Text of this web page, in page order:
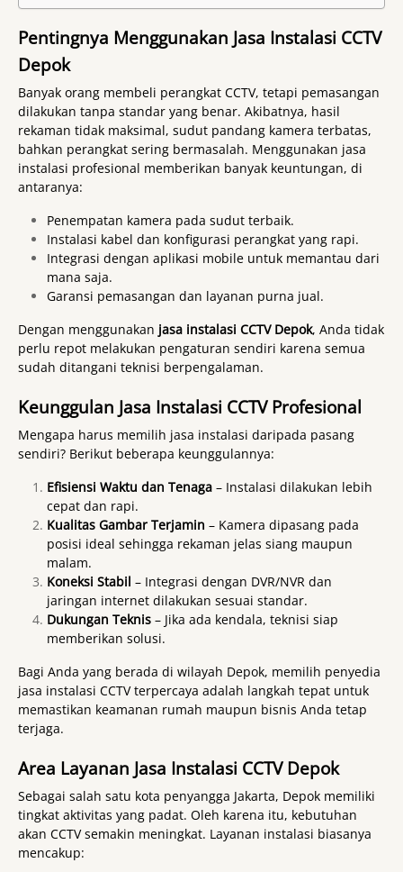
Pentingnya Menggunakan Jasa Instalasi CCTV
Depok
Banyak orang membeli perangkat CCTV, tetapi pemasangan
dilakukan tanpa standar yang benar. Akibatnya, hasil
rekaman tidak maksimal, sudut pandang kamera terbatas,
bahkan perangkat sering bermasalah. Menggunakan jasa
instalasi profesional memberikan banyak keuntungan, di
antaranya:
Penempatan kamera pada sudut terbaik.
Instalasi kabel dan konfigurasi perangkat yang rapi.
Integrasi dengan aplikasi mobile untuk memantau dari
mana saja.
Garansi pemasangan dan layanan purna jual.
Dengan menggunakan jasa instalasi CCTV Depok, Anda tidak
perlu repot melakukan pengaturan sendiri karena semua
sudah ditangani teknisi berpengalaman.
Keunggulan Jasa Instalasi CCTV Profesional
Mengapa harus memilih jasa instalasi daripada pasang
sendiri? Berikut beberapa keunggulannya:
Efisiensi Waktu dan Tenaga – Instalasi dilakukan lebih
cepat dan rapi.
Kualitas Gambar Terjamin – Kamera dipasang pada
posisi ideal sehingga rekaman jelas siang maupun
malam.
Koneksi Stabil – Integrasi dengan DVR/NVR dan
jaringan internet dilakukan sesuai standar.
Dukungan Teknis – Jika ada kendala, teknisi siap
memberikan solusi.
Bagi Anda yang berada di wilayah Depok, memilih penyedia
jasa instalasi CCTV terpercaya adalah langkah tepat untuk
memastikan keamanan rumah maupun bisnis Anda tetap
terjaga.
Area Layanan Jasa Instalasi CCTV Depok
Sebagai salah satu kota penyangga Jakarta, Depok memiliki
tingkat aktivitas yang padat. Oleh karena itu, kebutuhan
akan CCTV semakin meningkat. Layanan instalasi biasanya
mencakup: